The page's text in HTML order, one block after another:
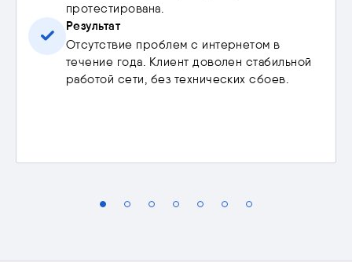
протестирована.
Результат
Отсутствие проблем с интернетом в
течение года. Клиент доволен стабильной
работой сети, без технических сбоев.